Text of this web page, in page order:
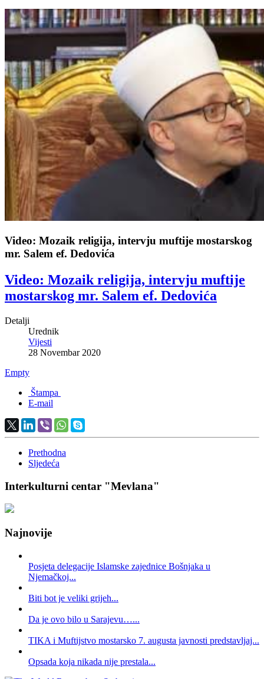
Video: Mozaik religija, intervju muftije mostarskog
mr. Salem ef. Dedovića
Video: Mozaik religija, intervju muftije
mostarskog mr. Salem ef. Dedovića
Detalji
Urednik
Vijesti
28 Novembar 2020
Empty
Štampa
E-mail
Prethodna
Sljedeća
Interkulturni centar "Mevlana"
Najnovije
Posjeta delegacije Islamske zajednice Bošnjaka u
Njemačkoj...
Biti bot je veliki grijeh...
Da je ovo bilo u Sarajevu…...
TIKA i Muftijstvo mostarsko 7. augusta javnosti predstavljaj...
Opsada koja nikada nije prestala...